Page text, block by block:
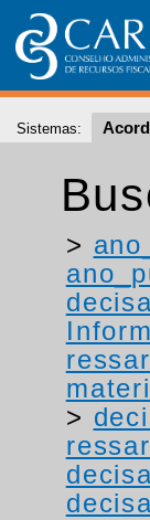
Sistemas:
>
>